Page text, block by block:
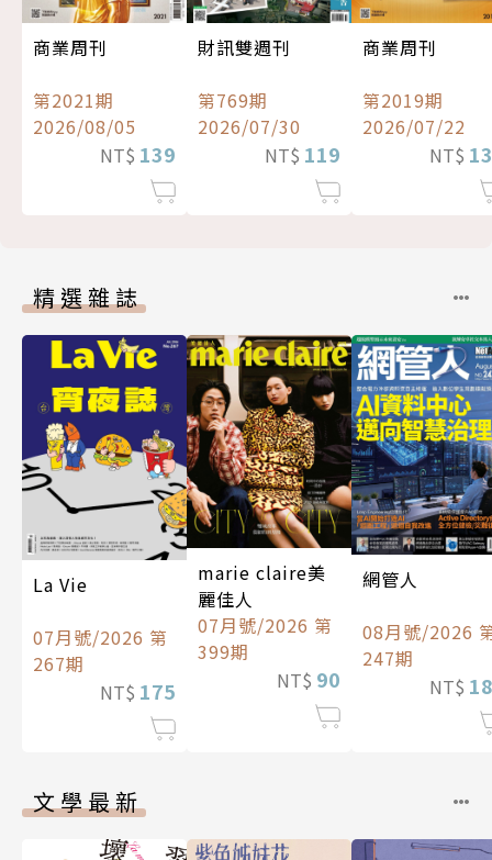
商業周刊
第2021期
2026/08/05
NT$ 139
財訊雙週刊
第769期
2026/07/30
NT$ 119
商業周刊
第2019期
2026/07/22
NT$
精選雜誌
La Vie
07月號/2026 第
267期
NT$ 175
marie claire美
麗佳人
07月號/2026 第
399期
NT$ 90
網管人
08月號/2026
247期
NT$
文學最新